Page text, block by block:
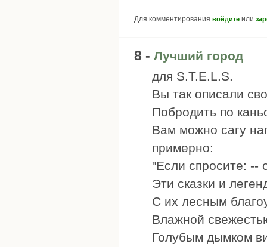
Для комментирования войдите или
8 - Лучший город
для S.T.E.L.S.
Вы так описали
Побродить по
Вам можно сагу
примерно:
"Если спросите: --
Эти сказки и
С их лесным
Влажной
Голубым дымком